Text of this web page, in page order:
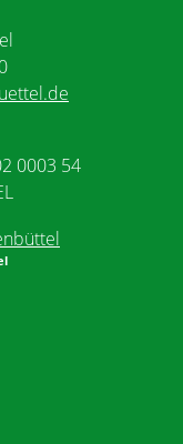
0003 54